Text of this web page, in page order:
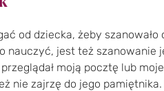
od dziecka, żeby
nauczyć, jest też szanowanie
moją pocztę lub
nie zajrzę do jego